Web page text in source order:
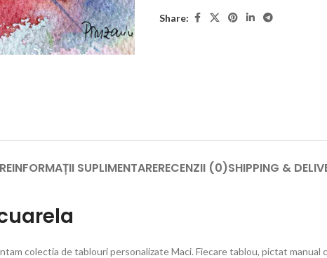
Share:
INFORMAȚII SUPLIMENTARERECENZII (0)SHIPPING &
colectia de tablouri personalizate Maci. Fiecare tablou, pictat